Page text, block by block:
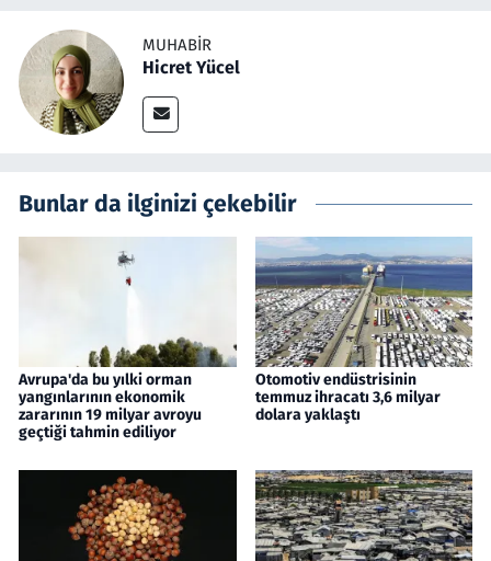
MUHABIR
Hicret Yücel
Bunlar da ilginizi çekebilir
Avrupa'da bu yılki orman
yangınlarının ekonomik
zararının 19 milyar avroyu
geçtiği tahmin ediliyor
Otomotiv endüstrisinin
temmuz ihracatı 3,6 milyar
dolara yaklaştı